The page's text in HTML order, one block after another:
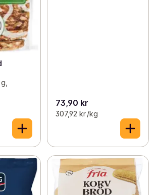
73,90 kr
307,92 kr /kg